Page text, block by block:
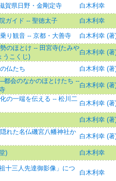
賀県日野・金剛定寺
白木利幸
ガイド -- 聖徳太子 白木利幸
り観音 -- 京都・大善寺
白木利幸 (
のほとけ -- 田宮寺(たみや
うこくじ)
白木利幸 (
仏たち
白木利幸 (
都会のなかのほとけたち --
白木利幸 (
の一端を伝える -- 松川二
白木利幸 (
白木利幸 (
れた名仏磯宮八幡神社か
白木利幸 (
) 白木利幸
十三人先達御影像」につ
白木利幸